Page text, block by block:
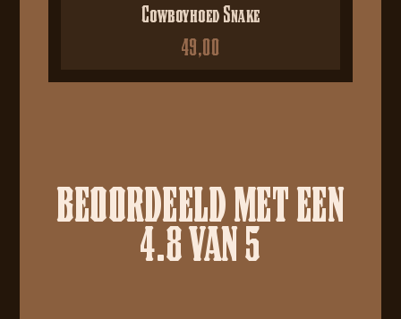
Cowboyhoed Snake
49,00
BEOORDEELD MET EEN
4.8 VAN 5